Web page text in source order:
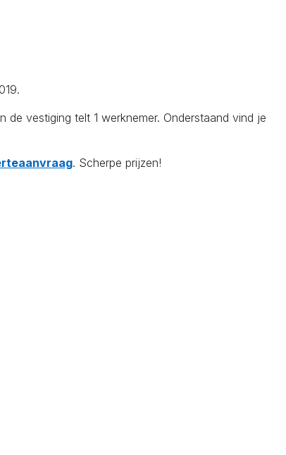
vestiging telt 1 werknemer. Onderstaand vind je
. Scherpe prijzen!